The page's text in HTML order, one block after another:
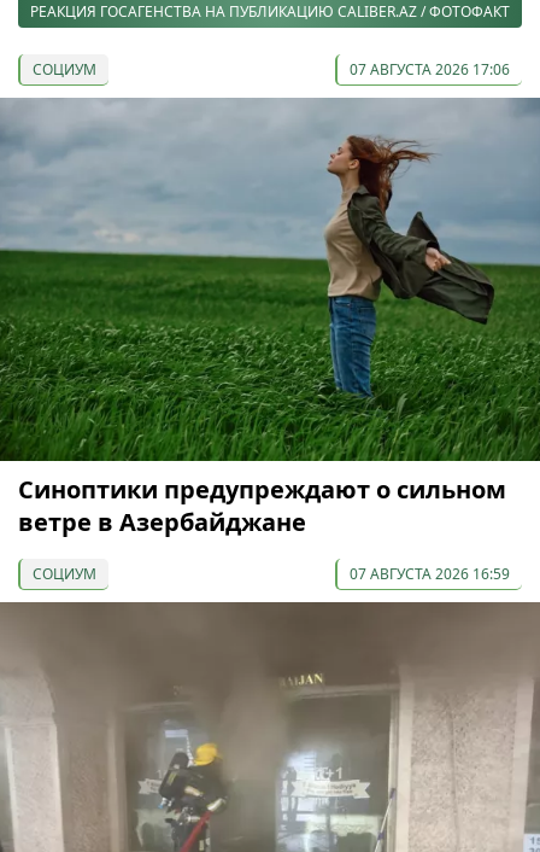
РЕАКЦИЯ ГОСАГЕНСТВА НА ПУБЛИКАЦИЮ CALIBER.AZ / ФОТОФАКТ
СОЦИУМ 07 АВГУСТА 2026 17:06
Синоптики предупреждают о сильном
ветре в Азербайджане
СОЦИУМ 07 АВГУСТА 2026 16:59